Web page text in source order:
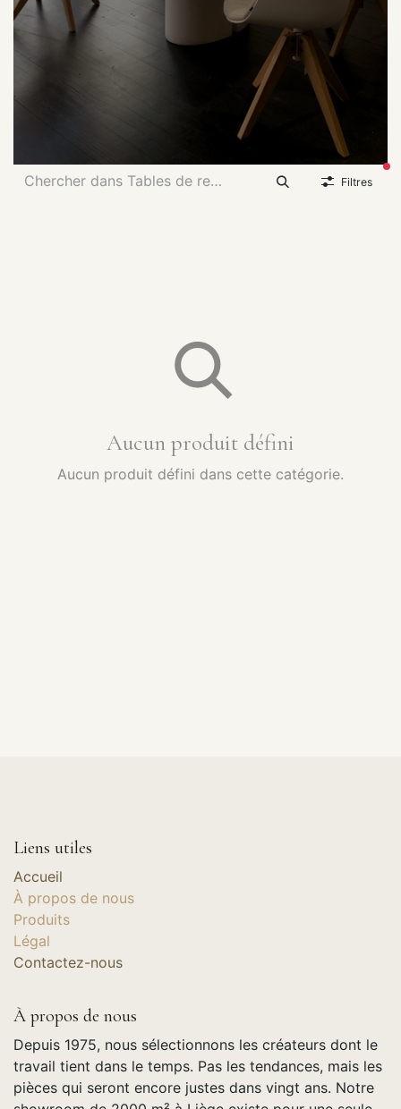
Filtres
Aucun produit défini
Aucun produit défini dans cette catégorie.
Liens utiles
Accueil
À propos de nous
Produits
Légal
Contactez-nous
À propos de nous
Depuis 1975, nous sélectionnons les créateurs dont le
travail tient dans le temps. Pas les tendances, mais les
pièces qui seront encore justes dans vingt ans. Notre